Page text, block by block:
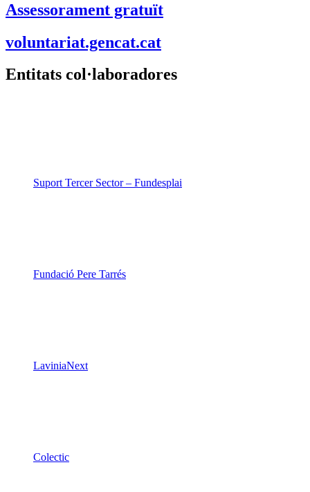
Assessorament gratuït
voluntariat.gencat.cat
Entitats col·laboradores
Suport Tercer Sector – Fundesplai
Fundació Pere Tarrés
LaviniaNext
Colectic